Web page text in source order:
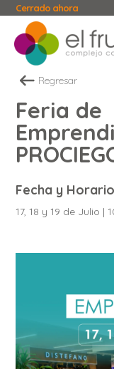
Cerrado ahora
Regresar
Feria de
Fecha y Horario
17, 18 y 19 de Julio |